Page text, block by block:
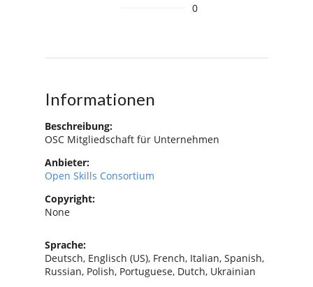
0
Informationen
Beschreibung:
OSC Mitgliedschaft für Unternehmen
Anbieter:
Open Skills Consortium
Copyright:
None
Sprache:
Deutsch, Englisch (US), French, Italian, Spanish,
Russian, Polish, Portuguese, Dutch, Ukrainian